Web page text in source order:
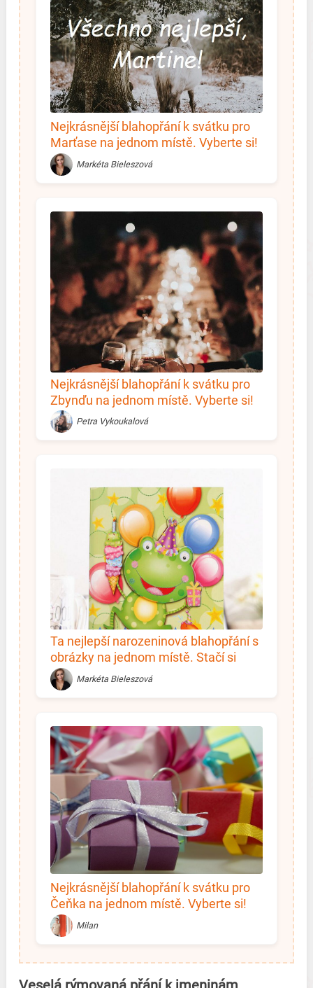
Nejkrásnější blahopřání k svátku pro
Marťase na jednom místě. Vyberte si!
Markéta Bieleszová
Nejkrásnější blahopřání k svátku pro
Zbynďu na jednom místě. Vyberte si!
Petra Vykoukalová
Ta nejlepší narozeninová blahopřání s
obrázky na jednom místě. Stačí si
vybrat!Markéta Bieleszová
Nejkrásnější blahopřání k svátku pro
Čeňka na jednom místě. Vyberte si!
Milan